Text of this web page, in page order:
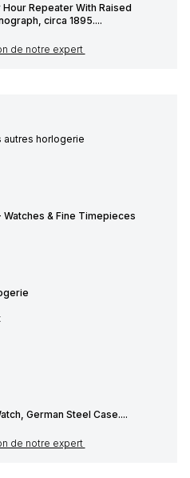
Repeater With Raised
circa 1895....
de notre expert
autres horlogerie
& Fine Timepieces
German Steel Case....
de notre expert